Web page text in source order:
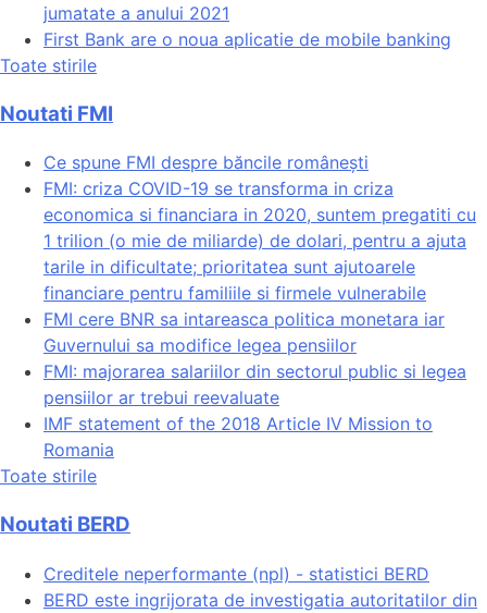
jumatate a anului 2021
First Bank are o noua aplicatie de mobile banking
Toate stirile
Noutati FMI
Ce spune FMI despre băncile românești
FMI: criza COVID-19 se transforma in criza
economica si financiara in 2020, suntem pregatiti cu
1 trilion (o mie de miliarde) de dolari, pentru a ajuta
tarile in dificultate; prioritatea sunt ajutoarele
financiare pentru familiile si firmele vulnerabile
FMI cere BNR sa intareasca politica monetara iar
Guvernului sa modifice legea pensiilor
FMI: majorarea salariilor din sectorul public si legea
pensiilor ar trebui reevaluate
IMF statement of the 2018 Article IV Mission to
Romania
Toate stirile
Noutati BERD
Creditele neperformante (npl) - statistici BERD
BERD este ingrijorata de investigatia autoritatilor din